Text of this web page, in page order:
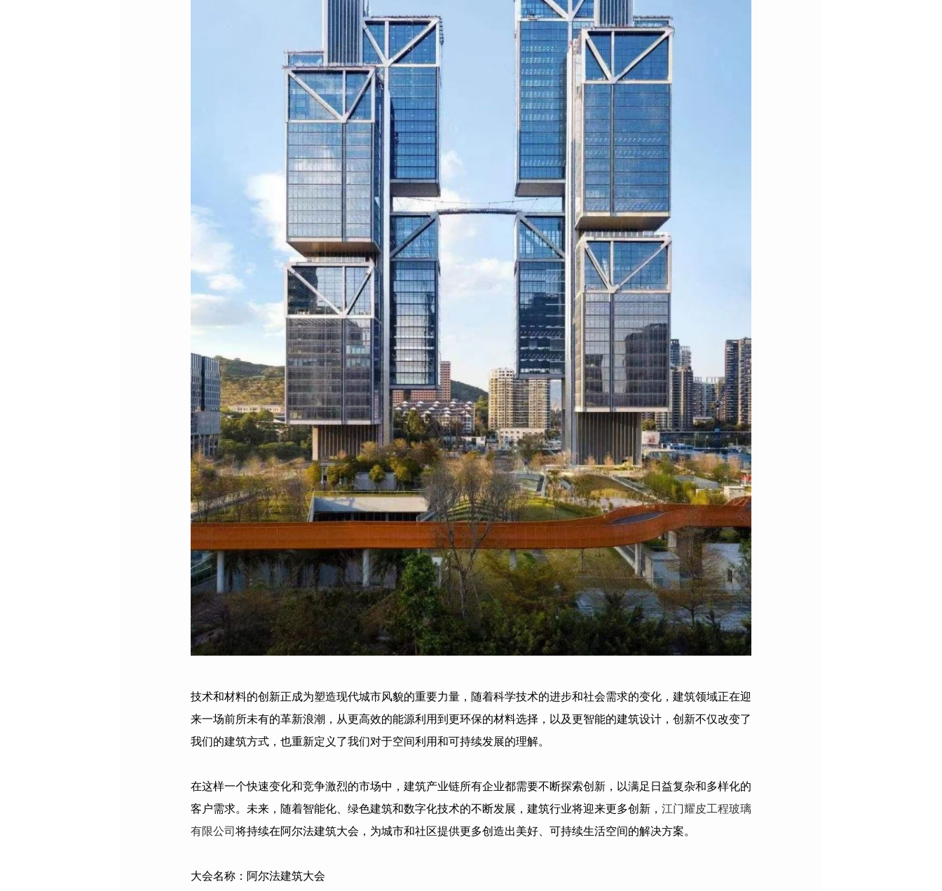
技术和材料的创新正成为塑造现代城市风貌的重要力量，随着科学技术的进步和社会需求的变化，建筑领域正在迎
来一场前所未有的革新浪潮，从更高效的能源利用到更环保的材料选择，以及更智能的建筑设计，创新不仅改变了
我们的建筑方式，也重新定义了我们对于空间利用和可持续发展的理解。
在这样一个快速变化和竞争激烈的市场中，建筑产业链所有企业都需要不断探索创新，以满足日益复杂和多样化的
客户需求。未来，随着智能化、绿色建筑和数字化技术的不断发展，建筑行业将迎来更多创新， 江门耀皮工程玻璃
有限公司 将持续在阿尔法建筑大会，为城市和社区提供更多创造出美好、可持续生活空间的解决方案。
大会名称：阿尔法建筑大会